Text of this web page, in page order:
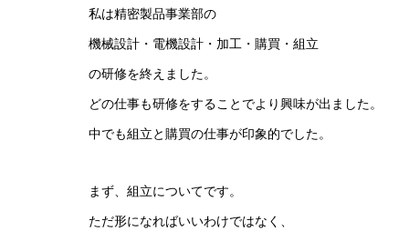
私は精密製品事業部の
機械設計・電機設計・加工・購買・組立
の研修を終えました。
どの仕事も研修をすることでより興味が出ました。
中でも組立と購買の仕事が印象的でした。
まず、組立についてです。
ただ形になればいいわけではなく、